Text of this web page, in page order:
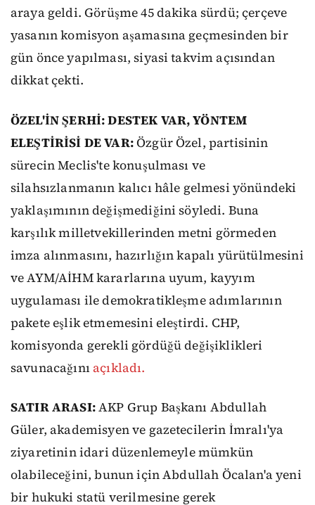
araya geldi. Görüşme 45 dakika sürdü; çerçeve
yasanın komisyon aşamasına geçmesinden bir
gün önce yapılması, siyasi takvim açısından
dikkat çekti.
ÖZEL'İN ŞERHİ: DESTEK VAR, YÖNTEM
ELEŞTİRİSİ DE VAR:Özgür Özel, partisinin
sürecin Meclis'te konuşulması ve
silahsızlanmanın kalıcı hâle gelmesi yönündeki
yaklaşımının değişmediğini söyledi. Buna
karşılık milletvekillerinden metni görmeden
imza alınmasını, hazırlığın kapalı yürütülmesini
ve AYM/AİHM kararlarına uyum, kayyım
uygulaması ile demokratikleşme adımlarının
pakete eşlik etmemesini eleştirdi. CHP,
komisyonda gerekli gördüğü değişiklikleri
savunacağını açıkladı.
SATIR ARASI:AKP Grup Başkanı Abdullah
Güler, akademisyen ve gazetecilerin İmralı'ya
ziyaretinin idari düzenlemeyle mümkün
olabileceğini, bunun için Abdullah Öcalan'a yeni
bir hukuki statü verilmesine gerek